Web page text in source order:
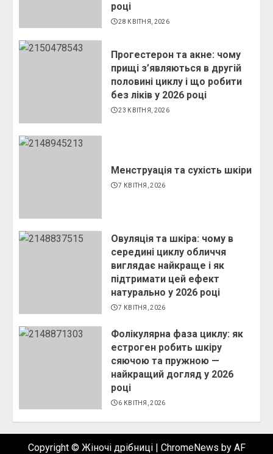
році
28 КВІТНЯ, 2026
Прогестерон та акне: чому
прищі з’являються в другій
половині циклу і що робити
без ліків у 2026 році
23 КВІТНЯ, 2026
Менструація та сухість шкіри
7 КВІТНЯ, 2026
Овуляція та шкіра: чому в
середині циклу обличчя
виглядає найкраще і як
підтримати цей ефект
натурально у 2026 році
7 КВІТНЯ, 2026
Фолікулярна фаза циклу: як
естроген робить шкіру
сяючою та пружною —
найкращий догляд у 2026
році
6 КВІТНЯ, 2026
Copyright © Жіночі дрібниці ChromeNews by AF